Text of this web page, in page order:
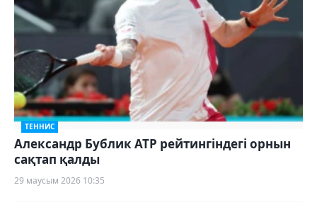
ТЕННИС
Александр Бублик ATP рейтингіндегі орнын
сақтап қалды
29 маусым 2026 10:35